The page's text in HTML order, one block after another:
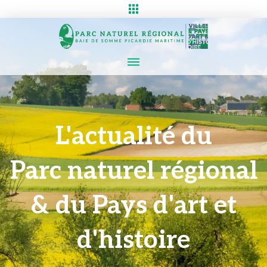
L'actualité du
Parc naturel régional
& du Pays d'art et
d'histoire